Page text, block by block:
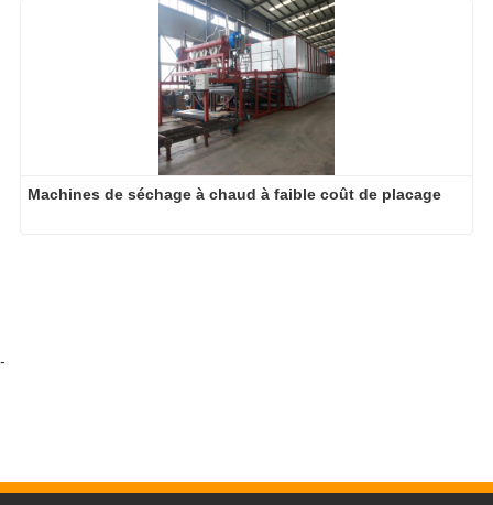
Machines de séchage à chaud à faible coût de placage
-